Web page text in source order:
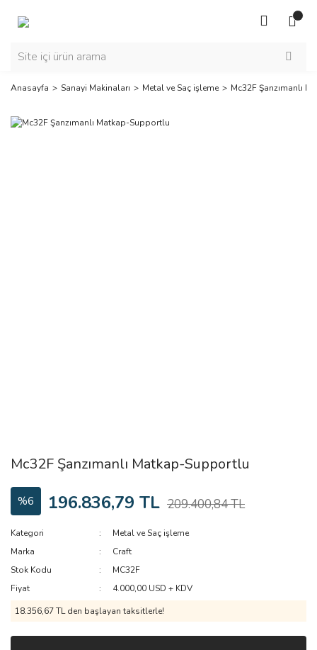
Anasayfa Sanayi Makinaları Metal ve Saç işleme Mc32F Şanzımanlı
Mc32F Şanzımanlı Matkap-Supportlu
%6 196.836,79 TL 209.400,84 TL
Kategori
Metal ve Saç işleme
Marka
Craft
Stok Kodu
MC32F
Fiyat
4.000,00 USD + KDV
18.356,67 TL den başlayan taksitlerle!